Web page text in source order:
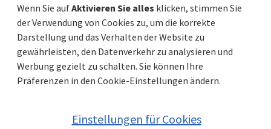
ISTRIEN, UMAG - Wohnung in einem
hochwertigen Neubau
Preis430 786 € Entfernung vom meer
2 500 m
Gesamtfläche
92 m² Gemeindeteil
Umag
Wenn Sie aufAktivieren Sie alles klicken, stimmen Sie
der Verwendung von Cookies zu, um die korrekte
Darstellung und das Verhalten der Website zu
gewährleisten, den Datenverkehr zu analysieren und
Werbung gezielt zu schalten. Sie können Ihre
Präferenzen in den Cookie-Einstellungen ändern.
Einstellungen für Cookies